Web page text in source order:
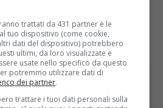
fa
con la Pro Loco di Rima
PUBBLICITÀ
trattati da 431 partner e le
tuo dispositivo (come cookie,
dati del dispositivo) potrebbero
ultimi, da loro visualizzate e
usate nello specifico da questo
potremmo utilizzare dati di
dei partner.
trattare i tuoi dati personali sulla